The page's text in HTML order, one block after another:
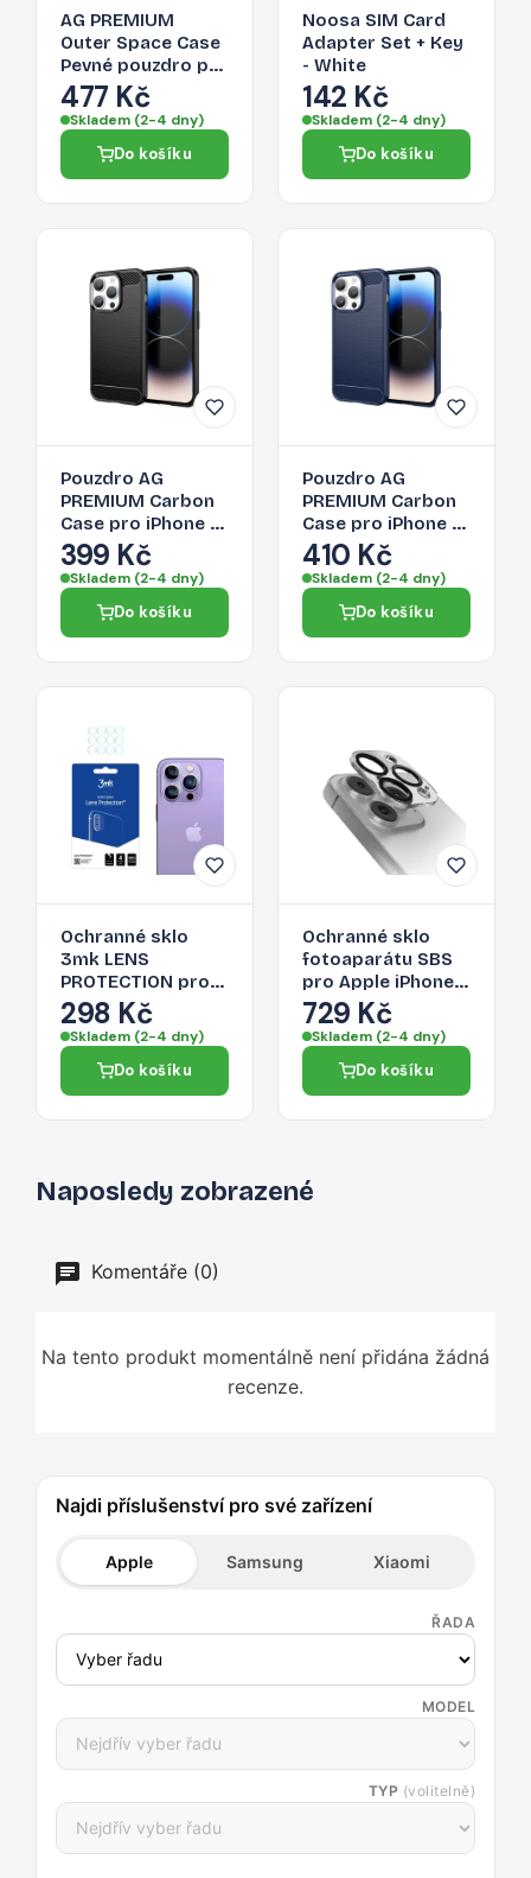
AG PREMIUM
Outer Space Case
Pevné pouzdro pro
iPhone 14 Pro Max
s gelovým
rámečkem červené
477 Kč
Skladem (2-4 dny)
Do košíku
Noosa SIM Card
Adapter Set + Key
- White
142 Kč
Skladem (2-4 dny)
Do košíku
Pouzdro AG
PREMIUM Carbon
Case pro iPhone 14
Pro Max - černé
399 Kč
Skladem (2-4 dny)
Do košíku
Pouzdro AG
PREMIUM Carbon
Case pro iPhone 14
Pro Max - modré
410 Kč
Skladem (2-4 dny)
Do košíku
Ochranné sklo
3mk LENS
PROTECTION pro
iPhone 14 Pro Max
/ 14 Pro - pro zadní
kameru
298 Kč
Skladem (2-4 dny)
Do košíku
Ochranné sklo
fotoaparátu SBS
pro Apple iPhone
14 Pro Max
729 Kč
Skladem (2-4 dny)
Do košíku
Naposledy zobrazené
Komentáře (0)
Na tento produkt momentálně není přidána žádná
recenze.
Najdi příslušenství pro své zařízení
Apple Samsung Xiaomi
ŘADA
MODEL
TYP (volitelně)